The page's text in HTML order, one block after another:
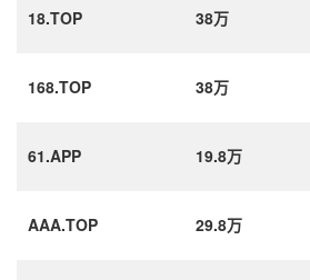
18.TOP 38万
168.TOP 38万
61.APP 19.8万
AAA.TOP 29.8万